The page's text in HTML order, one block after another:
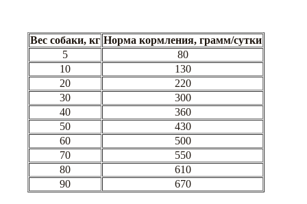
Вес собаки, кг Норма кормления, грамм/сутки
5
80
10
130
20
220
30
300
40
360
50
430
60
500
70
550
80
610
90
670